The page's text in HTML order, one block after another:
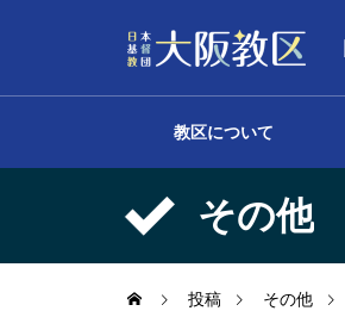
教区について
声明
その他
投稿 その他